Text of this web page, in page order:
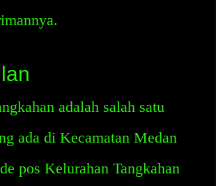
adalah salah satu
ada di Kecamatan Medan
pos Kelurahan Tangkahan